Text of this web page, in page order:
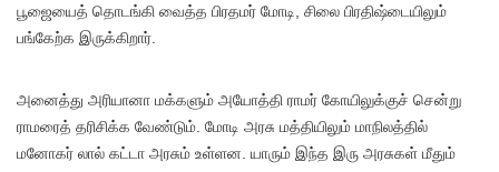
பூஜையைத் தொடங்கி வைத்த பிரதமர் மோடி, சிலை பிரதிஷ்டையிலும்
பங்கேற்க இருக்கிறார்.
அனைத்து அரியானா மக்களும் அயோத்தி ராமர் கோயிலுக்குச் சென்று
ராமரைத் தரிசிக்க வேண்டும். மோடி அரசு மத்தியிலும் மாநிலத்தில்
மனோகர் லால் கட்டா அரசும் உள்ளன. யாரும் இந்த இரு அரசுகள் மீதும்